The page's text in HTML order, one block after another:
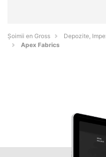
Șoimii en Gross
Depozite,
Apex Fabrics